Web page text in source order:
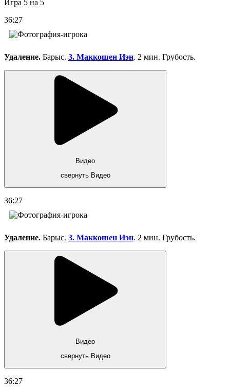
Игра 5 на 5
36:27
Удаление. Барыс. 3. Маккошен Иэн. 2 мин. Грубость.
Видео
свернуть Видео
36:27
Удаление. Барыс. 3. Маккошен Иэн. 2 мин. Грубость.
Видео
свернуть Видео
36:27